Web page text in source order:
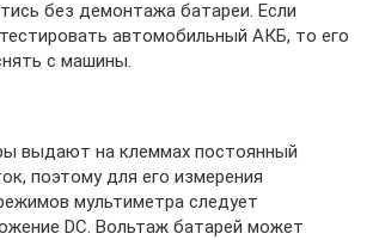
без демонтажа батареи. Если
автомобильный АКБ, то его
с машины.
выдают на клеммах постоянный
поэтому для его измерения
мультиметра следует
DC. Вольтаж батарей может